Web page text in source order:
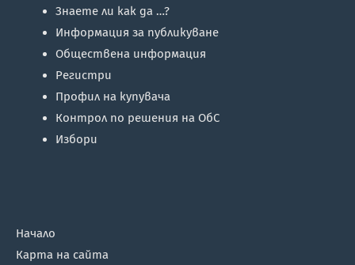
Знаете ли как да …?
Информация за публикуване
Обществена информация
Регистри
Профил на купувача
Контрол по решения на ОбС
Избори
Начало
Карта на сайта